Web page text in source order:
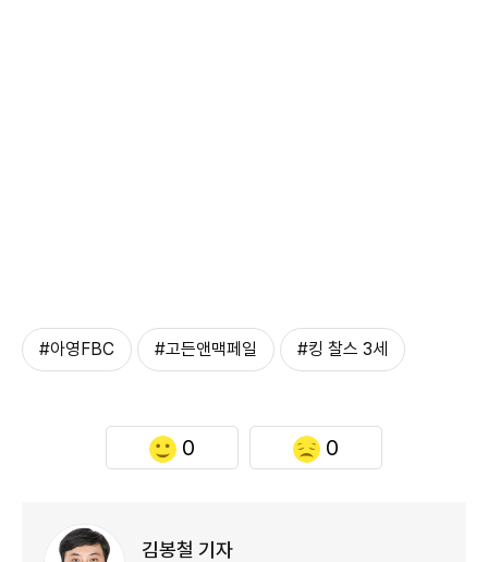
#아영FBC #고든앤맥페일 #킹 찰스 3세
0 0
김봉철 기자